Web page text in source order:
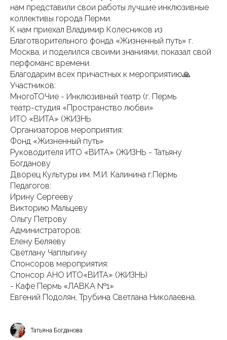
нам представили свои работы лучшие инклюзивные
коллективы города Перми.
К нам приехал Владимир Колесников из
Благотворительного фонда «Жизненный путь» г.
Москва, и поделился своими знаниями, показал свой
перфоманс времени.
Благодарим всех причастных к мероприятию🙏
Участников:
МногоТОЧие - Инклюзивный театр (г. Пермь
театр-студия «Пространство любви»
ИТО «ВИТА» (ЖИЗНЬ
Организаторов мероприятия:
Фонд «Жизненный путь»
Руководителя ИТО «ВИТА» (ЖИЗНЬ - Татьяну
Богданову
Дворец Культуры им. М.И. Калинина г.Пермь
Педагогов:
Ирину Сергееву
Викторию Мальцеву
Ольгу Петрову
Администраторов:
Елену Беляеву
Светлану Чаплыгину
Спонсоров мероприятия:
Спонсор АНО ИТО«ВИТА» (ЖИЗНЬ)
- Кафе Пермь «ЛАВКА №1»
Евгений Подолян, Трубина Светлана Николаевна.
Татьяна Богданова